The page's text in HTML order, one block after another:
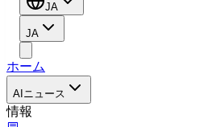
JA
JA
ホーム
AIニュース
情報